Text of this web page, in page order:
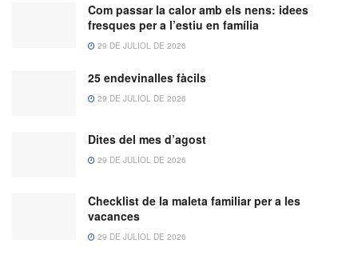
Com passar la calor amb els nens: idees
fresques per a l’estiu en família
29 DE JULIOL DE 2026
25 endevinalles fàcils
29 DE JULIOL DE 2026
Dites del mes d’agost
29 DE JULIOL DE 2026
Checklist de la maleta familiar per a les
vacances
29 DE JULIOL DE 2026